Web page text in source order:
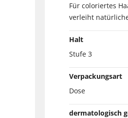
Für coloriertes
verleiht
Halt
Stufe 3
Verpackungsart
Dose
dermatologisch